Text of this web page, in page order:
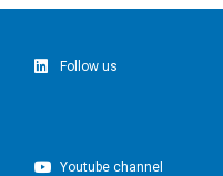
Follow us
Youtube channel